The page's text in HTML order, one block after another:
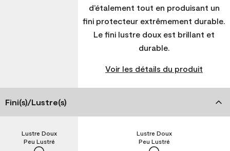
d’étalement tout en produisant un
fini protecteur extrêmement durable.
Le fini lustre doux est brillant et
durable.
Voir les détails du produit
Fini(s)/Lustre(s)
Peu Lustré
Lustre Doux
Peu Lustré
Lustre Doux